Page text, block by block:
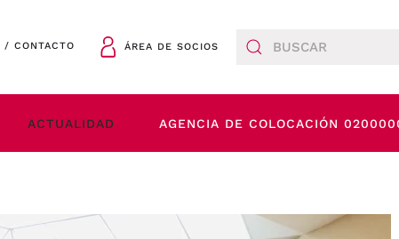
/ CONTACTO ÁREA DE SOCIOS
ACTUALIDAD AGENCIA DE COLOCACIÓN